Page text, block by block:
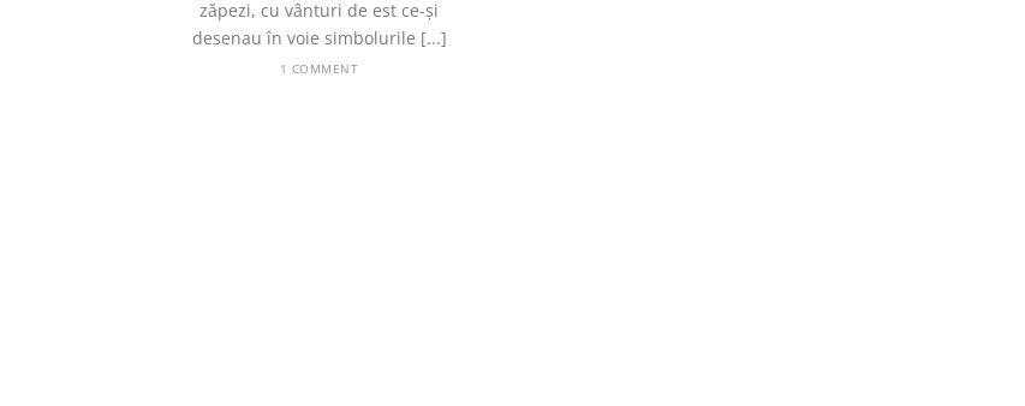
zăpezi, cu vânturi de est ce-și
desenau în voie simbolurile [...]
1 COMMENT